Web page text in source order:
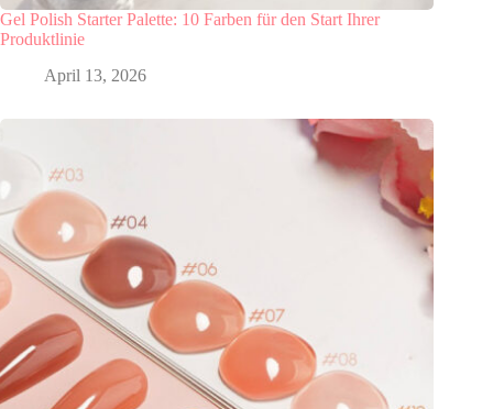
Gel Polish Starter Palette: 10 Farben für den Start Ihrer
Produktlinie
April 13, 2026